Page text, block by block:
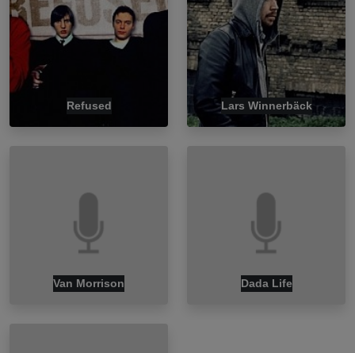
Refused Lars Winnerbäck
Van Morrison Dada Life